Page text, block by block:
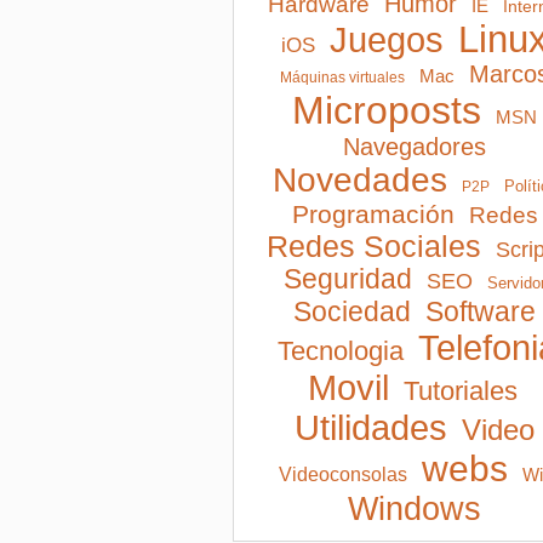
IE
iOS Juegos
Máquinas virtuales Mac
Microposts MSN
Navegadores
Novedades P2P
Programación Redes
Redes Sociales
Seguridad SEO
Sociedad Software
Tecnologia
Movil Tutoriales
Utilidades Video
Videoconsolas webs
Windows